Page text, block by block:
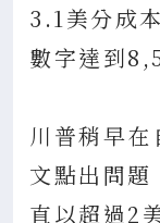
3.1美分成
數字達到
川普稍早
文點出問題
直以超過2